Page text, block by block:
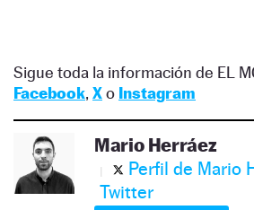
Sigue toda la información de EL
Facebook, Xo Instagram
Mario Herráez
Perfil de Mario
Twitter